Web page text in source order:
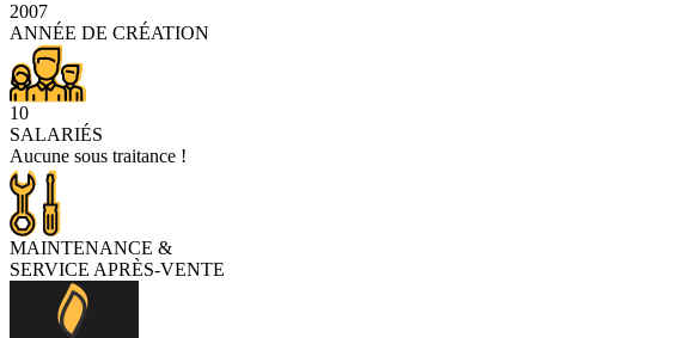
2007
ANNÉE DE CRÉATION
10
SALARIÉS
Aucune sous traitance !
MAINTENANCE &
SERVICE APRÈS-VENTE